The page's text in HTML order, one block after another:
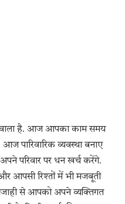
है. आज आपका काम समय
पारिवारिक व्यवस्था बनाए
परिवार पर धन खर्च करेंगे.
आपसी रिश्तों में भी मजबूती
से आपको अपने व्यक्तिगत